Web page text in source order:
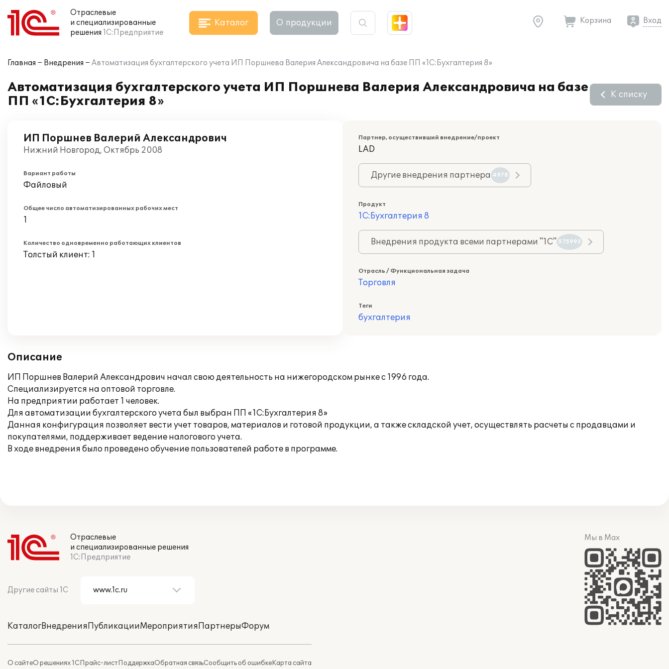
Отраслевые
и специализированные
решения 1С:Предприятие
Каталог О продукции Корзина Вход
Главная Внедрения Автоматизация бухгалтерского учета ИП Поршнева Валерия Александровича на базе ПП «1С:Бухгалтерия 8»
Автоматизация бухгалтерского учета ИП Поршнева Валерия Александровича на базе
ПП «1С:Бухгалтерия 8»
К списку
ИП Поршнев Валерий Александрович
Нижний Новгород, Октябрь 2008
Вариант работы
Файловый
Общее число автоматизированных рабочих мест
1
Количество одновременно работающих клиентов
Толстый клиент: 1
Партнер, осуществивший внедрение/проект
LAD
Другие внедрения партнера 4978
Продукт
1С:Бухгалтерия 8
Внедрения продукта всеми партнерами "1С" 575993
Отрасль / Функциональная задача
Торговля
Теги
бухгалтерия
Описание
ИП Поршнев Валерий Александрович начал свою деятельность на нижегородском рынке с 1996 года.
Специализируется на оптовой торговле.
На предприятии работает 1 человек.
Для автоматизации бухгалтерского учета был выбран ПП «1С:Бухгалтерия 8»
Данная конфигурация позволяет вести учет товаров, материалов и готовой продукции, а также складской учет, осуществлять расчеты с продавцами и
покупателями, поддерживает ведение налогового учета.
В ходе внедрения было проведено обучение пользователей работе в программе.
Отраслевые
и специализированные решения
1С:Предприятие
Другие сайты 1С
КаталогВнедренияПубликацииМероприятияПартнерыФорум
О сайтеО решениях 1СПрайс-листПоддержкаОбратная связьСообщить об ошибкеКарта сайта
Мы в Max